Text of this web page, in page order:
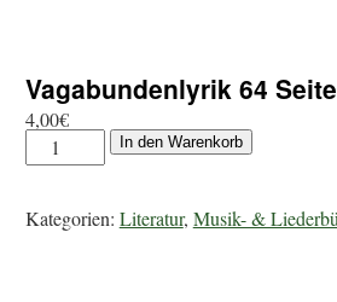
Vagabundenlyrik 64
4,00€
In den Warenkorb
Kategorien: Literatur, Musik- &